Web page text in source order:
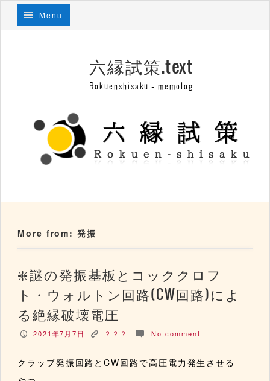
Menu
六縁試策.text
Rokuenshisaku – memolog
More from: 発振
謎の発振基板とコッククロフ
ト・ウォルトン回路(CW回路)によ
る絶縁破壊電圧
P 2021年7月7日 K ？？？ c No comment
クラップ発振回路とCW回路で高圧電力発生させる